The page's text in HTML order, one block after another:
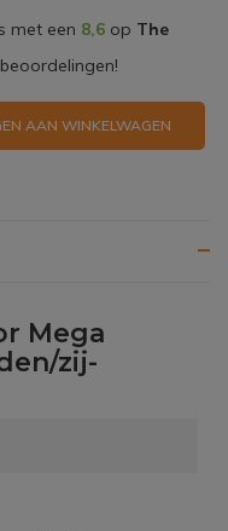
met een 8,6op The
beoordelingen!
AAN WINKELWAGEN
Mega
zij-